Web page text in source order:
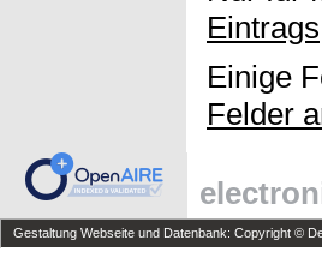
Eintrags
Einige
Felder
Gestaltung Webseite und Datenbank: Copyright ©